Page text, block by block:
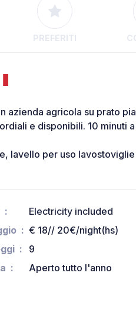
PREFERITI
azienda agricola su prato
e disponibili. 10 minuti
lavello per uso
Electricity included
€ 18// 20€/night(hs)
9
Aperto tutto l'anno